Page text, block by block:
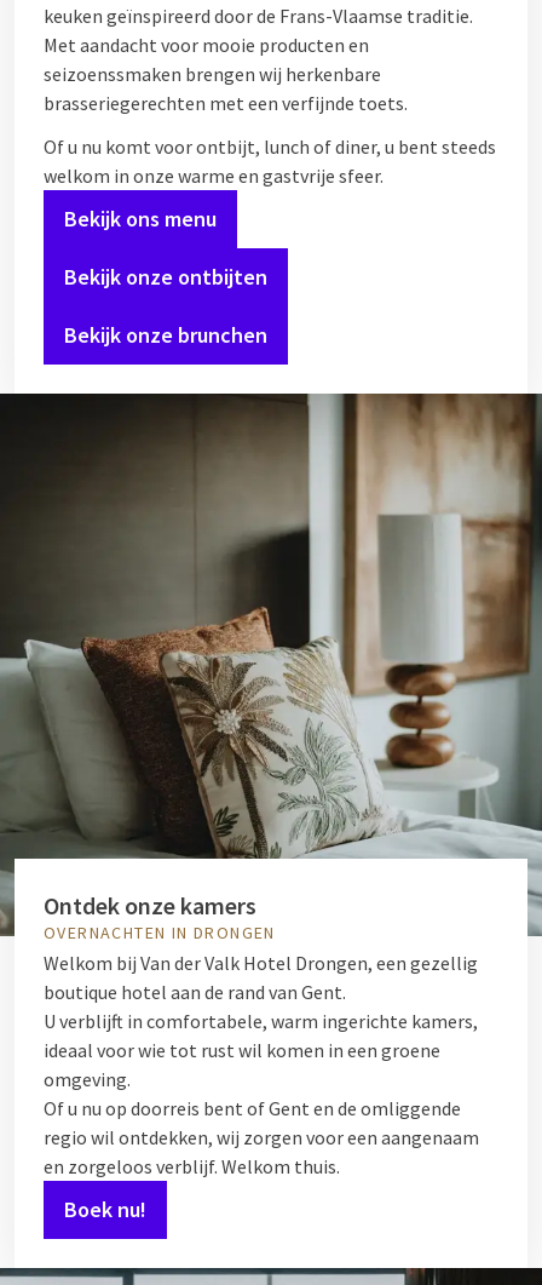
keuken geïnspireerd door de Frans-Vlaamse traditie.
Met aandacht voor mooie producten en
seizoenssmaken brengen wij herkenbare
brasseriegerechten met een verfijnde toets.
Of u nu komt voor ontbijt, lunch of diner, u bent steeds
welkom in onze warme en gastvrije sfeer.
Bekijk ons menu
Bekijk onze ontbijten
Bekijk onze brunchen
Ontdek onze kamers
OVERNACHTEN IN DRONGEN
Welkom bij Van der Valk Hotel Drongen, een gezellig
boutique hotel aan de rand van Gent.
U verblijft in comfortabele, warm ingerichte kamers,
ideaal voor wie tot rust wil komen in een groene
omgeving.
Of u nu op doorreis bent of Gent en de omliggende
regio wil ontdekken, wij zorgen voor een aangenaam
en zorgeloos verblijf. Welkom thuis.
Boek nu!